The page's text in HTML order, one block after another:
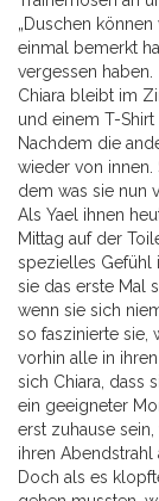
„Duschen
einmal bemerkt
vergessen haben.
Chiara bleibt im
und einem T-
Nachdem die
wieder von innen.
dem was sie nun
Als Yael ihnen
Mittag auf der
spezielles Gefühl
sie das erste Mal
wenn sie sich
so faszinierte sie,
vorhin alle in
sich Chiara, dass
ein geeigneter
erst zuhause
ihren Abendstrahl
Doch als es